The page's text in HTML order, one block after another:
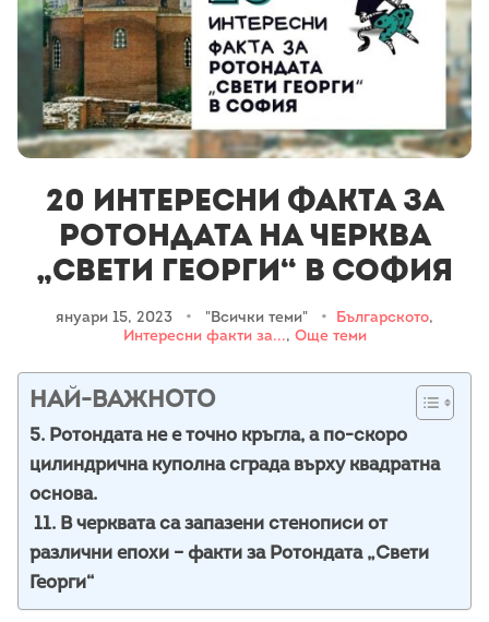
20 Интересни факта за
Ротондата на черква
„Свети Георги“ в София
януари 15, 2023 • "Всички теми" • Българското,
Интересни факти за..., Още теми
НАЙ-ВАЖНОТО
5. Ротондата не е точно кръгла, а по-скоро
цилиндрична куполна сграда върху квадратна
основа.
11. В черквата са запазени стенописи от
различни епохи – факти за Ротондата „Свети
Георги“